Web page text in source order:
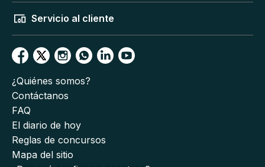
Servicio al cliente
¿Quiénes somos?
Contáctanos
FAQ
El diario de hoy
Reglas de concursos
Mapa del sitio